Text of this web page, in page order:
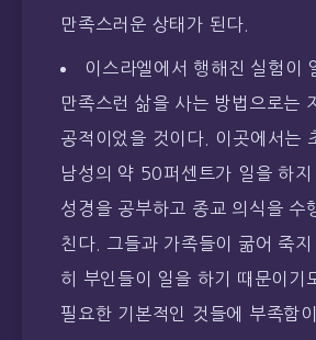
만족스러운 상태가 된다.
이스라엘에서 행해진 실험이
만족스런 삶을 사는 방법으로는
공적이었을 것이다. 이곳에서는
남성의 약 50퍼센트가 일을 하
성경을 공부하고 종교 의식을 수
친다. 그들과 가족들이 굶어 죽
히 부인들이 일을 하기 때문이기
필요한 기본적인 것들에 부족함